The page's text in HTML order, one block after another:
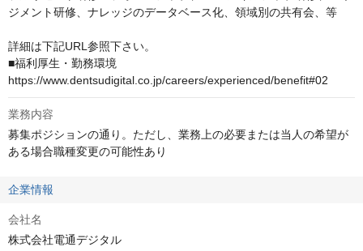
ジメント研修、ナレッジのデータベース化、領域別の共有会、等
詳細は下記URL参照下さい。
■福利厚生・勤務環境
https://www.dentsudigital.co.jp/careers/experienced/benefit#02
業務内容
募集ポジションの通り。ただし、業務上の必要または当人の希望が
ある場合職種変更の可能性あり
企業情報
会社名
株式会社電通デジタル